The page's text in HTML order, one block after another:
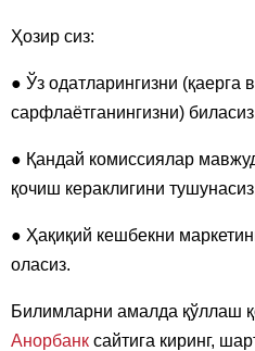
Ҳозир сиз:
● Ўз одатларингизни (қаерга
сарфлаётганингизни)
● Қандай комиссиялар
қочиш кераклигини
● Ҳақиқий кешбекни
оласиз.
Билимларни амалда қўллаш
Анорбанк сайтига киринг,